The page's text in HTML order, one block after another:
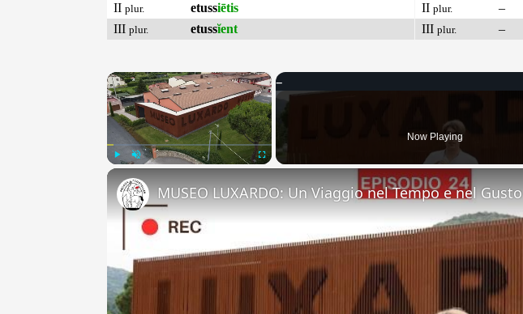
II plur. etussiētis
III plur. etussĭent
II plur.
–
III plur. –
×
Now Playing
MUSEO LUXARDO: Un Viaggio nel Tempo e nel Gusto